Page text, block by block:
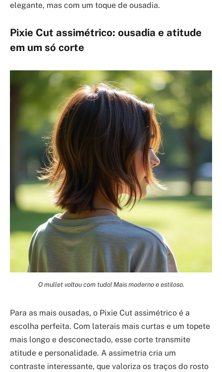
elegante, mas com um toque de ousadia.
Pixie Cut assimétrico: ousadia e atitude
em um só corte
O mullet voltou com tudo! Mais moderno e estiloso.
Para as mais ousadas, o Pixie Cut assimétrico é a
escolha perfeita. Com laterais mais curtas e um topete
mais longo e desconectado, esse corte transmite
atitude e personalidade. A assimetria cria um
contraste interessante, que valoriza os traços do rosto